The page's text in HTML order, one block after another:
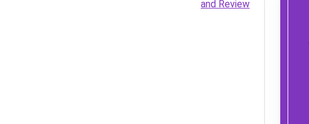
and Review